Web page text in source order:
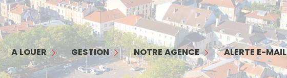
A LOUER
MAISON
APPARTEMENT
COMMERCES/ BUREAUX
GARAGE
GESTION
GESTION
INTERFACE PROPRIÉTAIRE
INTERFACE LOCATAIRE
NOTRE AGENCE
NOTRE AGENCE
NOTRE ÉQUIPE
NOS SERVICES
ALERTE E-MAIL